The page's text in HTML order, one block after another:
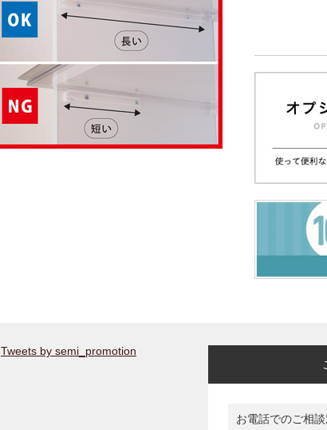
Tweets by semi_promotion
お電話でのご相談